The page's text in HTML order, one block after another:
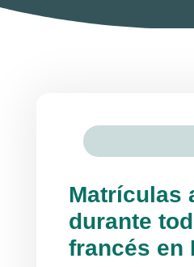
Matrículas
durante
francés en